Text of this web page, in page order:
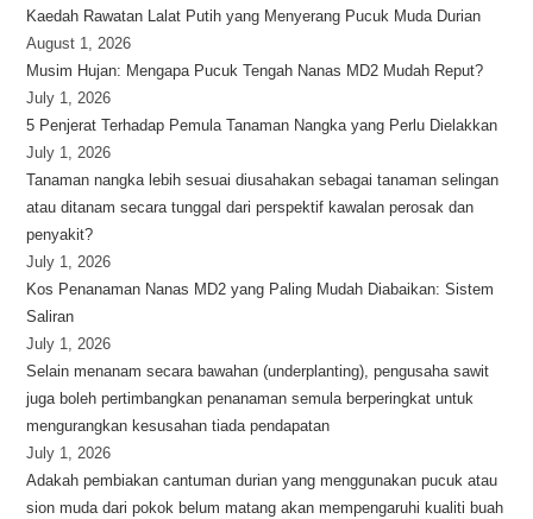
Kaedah Rawatan Lalat Putih yang Menyerang Pucuk Muda Durian
August 1, 2026
Musim Hujan: Mengapa Pucuk Tengah Nanas MD2 Mudah Reput?
July 1, 2026
5 Penjerat Terhadap Pemula Tanaman Nangka yang Perlu Dielakkan
July 1, 2026
Tanaman nangka lebih sesuai diusahakan sebagai tanaman selingan
atau ditanam secara tunggal dari perspektif kawalan perosak dan
penyakit?
July 1, 2026
Kos Penanaman Nanas MD2 yang Paling Mudah Diabaikan: Sistem
Saliran
July 1, 2026
Selain menanam secara bawahan (underplanting), pengusaha sawit
juga boleh pertimbangkan penanaman semula berperingkat untuk
mengurangkan kesusahan tiada pendapatan
July 1, 2026
Adakah pembiakan cantuman durian yang menggunakan pucuk atau
sion muda dari pokok belum matang akan mempengaruhi kualiti buah